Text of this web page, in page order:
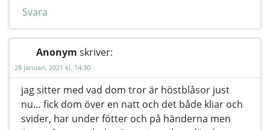
Svara
Anonym skriver:
28 januari, 2021 kl. 14:30
jag sitter med vad dom tror är höstblåsor just
nu… fick dom över en natt och det både kliar och
svider, har under fötter och på händerna men